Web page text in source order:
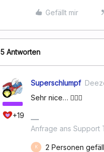
Gefällt mir
5 Antworten
+19
Superschlumpf
Sehr nice… 👌🏻😎
Anfrage ans
K 2 Personen